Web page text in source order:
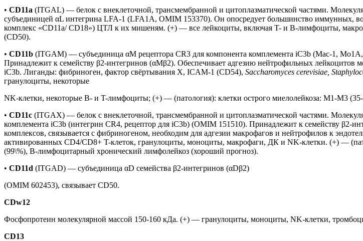
• CD11a (ITGAL) — белок с внеклеточной, трансмембранной и цитоплазматической частями.
субъединицей αL интегрина LFA-1 (LFA1A, OMIM 153370). Он опосредует большинство иммунных,
комплекс «CD11a/ CD18») ЦТЛ к их мишеням. (+) — все лейкоциты, включая T- и B-лимфоциты,
(CD50).
• CD11b (ITGAM) — субъединица αM рецептора CR3 для компонента комплемента iC3b (Mac-1,
Принадлежит к семейству β2-интегринов (αMβ2). Обеспечивает адгезию нейтрофильных лейкоцитов
iC3b. Лиганды: фибриноген, фактор свёртывания X, ICAM-1 (CD54), Saccharomyces cerevisiae,
гранулоциты, некоторые
NK-клетки, некоторые B- и T-лимфоциты; (+) — (патология): клетки острого миелолейкоза: M1-M3
• CD11c (ITGAX) — белок с внеклеточной, трансмембранной и цитоплазматической частями.
комплемента iC3b (интегрин CR4, рецептор для iC3b) (OMIM 151510). Принадлежит к семейству β2-
комплексов, связывается с фибриногеном, необходим для адгезии макрофагов и нейтрофилов к
активированных CD4/CD8+ T-клеток, гранулоциты, моноциты, макрофаги, ДК и NK-клетки. (+) —
(99\%), B-лимфоцитарный хронический лимфолейкоз (хороший прогноз).
• CD11d (ITGAD) — субъединица αD семейства β2-интегринов (αDβ2)
(OMIM 602453), связывает CD50.
CDw12
Фосфопротеин молекулярной массой 150-160 кДа. (+) — гранулоциты, моноциты, NK-клетки,
CD13